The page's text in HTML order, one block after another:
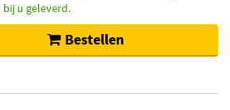
bij u geleverd.
Bestellen